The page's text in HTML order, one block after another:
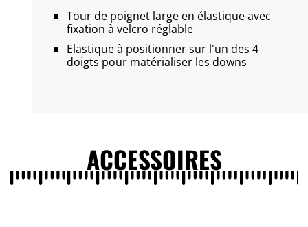
Tour de poignet large en élastique avec
fixation à velcro réglable
Elastique à positionner sur l'un des 4
doigts pour matérialiser les downs
ACCESSOIRES